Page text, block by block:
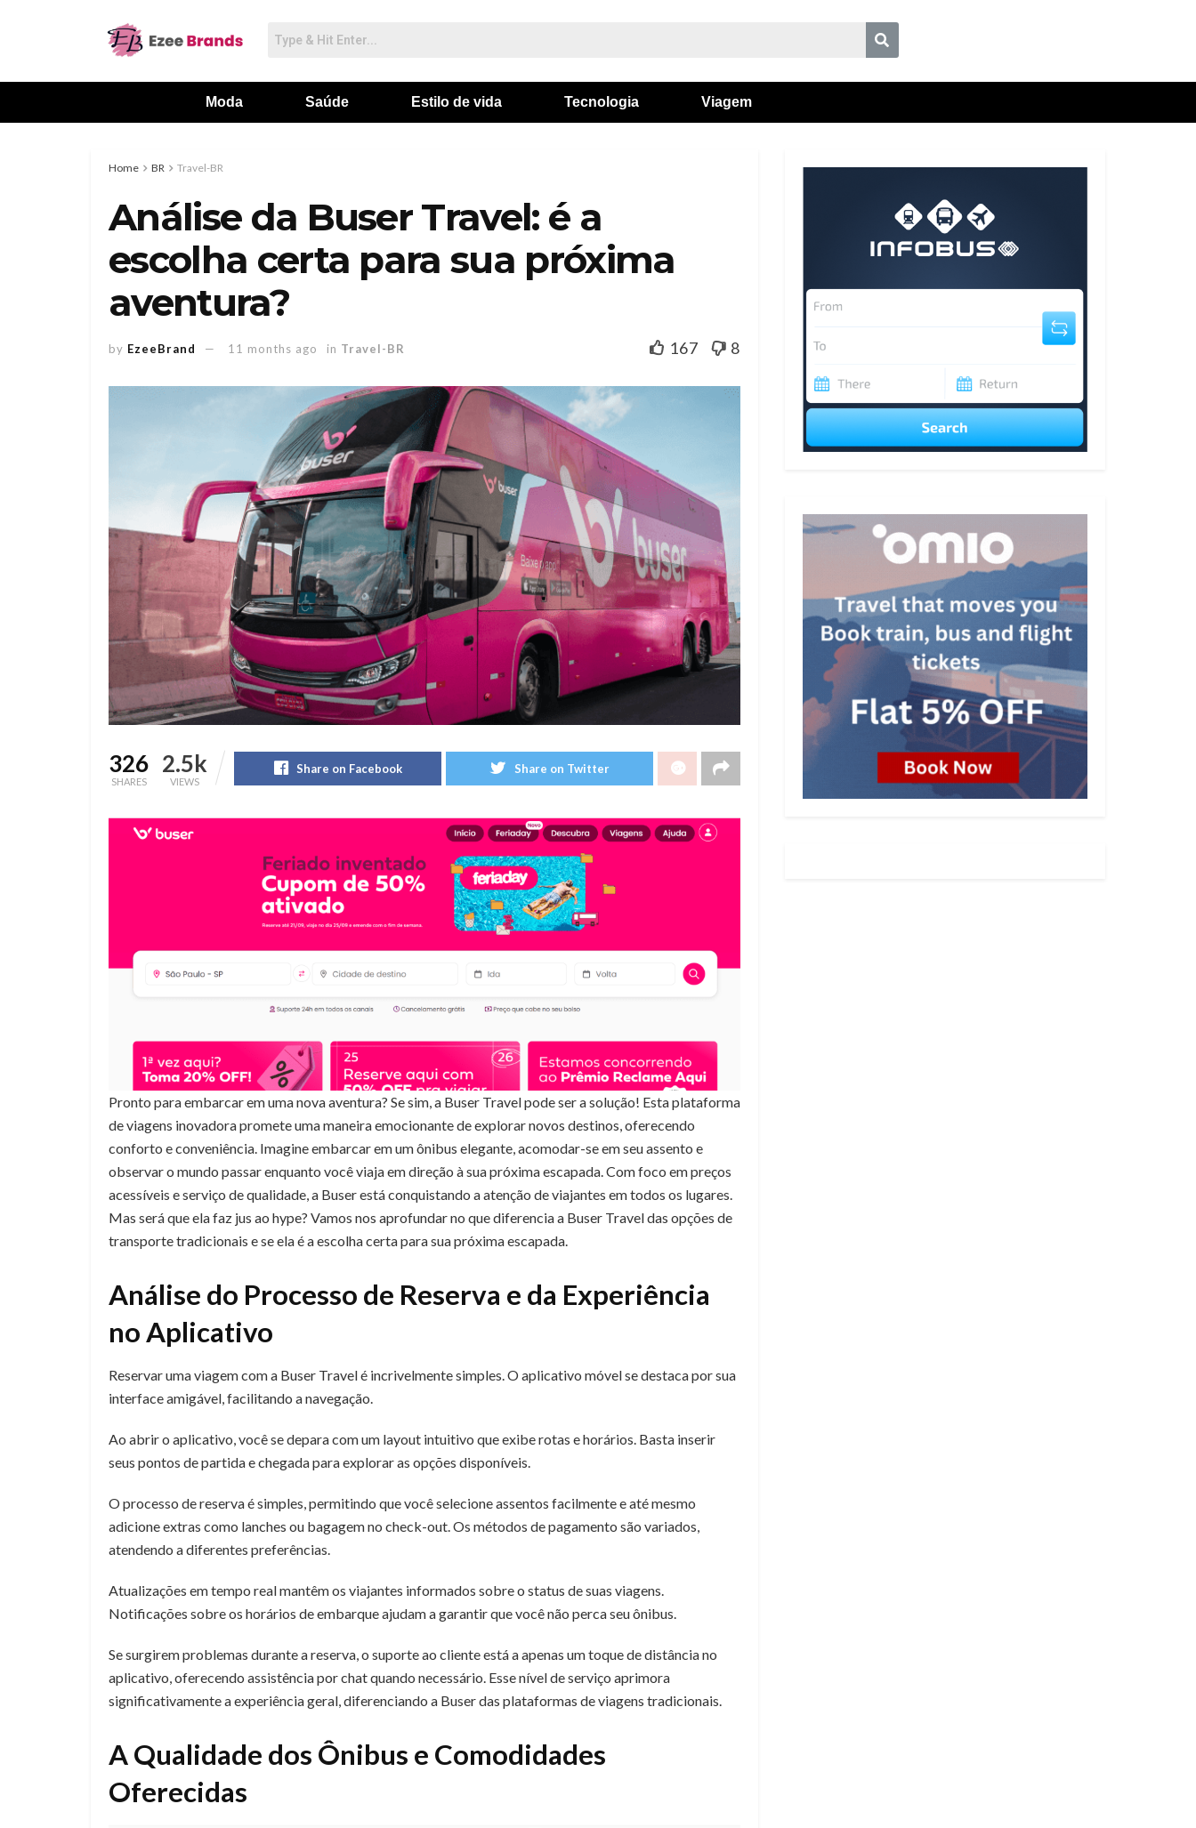
Moda Saúde Estilo de vida Tecnologia Viagem
Home BR Travel-BR
Análise da Buser Travel: é a
escolha certa para sua próxima
aventura?
by EzeeBrand 11 months ago in Travel-BR 167 8
326
SHARES
2.5k
VIEWS
Share on Facebook Share on Twitter
Pronto para embarcar em uma nova aventura? Se sim, a Buser Travel pode ser a solução! Esta plataforma
de viagens inovadora promete uma maneira emocionante de explorar novos destinos, oferecendo
conforto e conveniência. Imagine embarcar em um ônibus elegante, acomodar-se em seu assento e
observar o mundo passar enquanto você viaja em direção à sua próxima escapada. Com foco em preços
acessíveis e serviço de qualidade, a Buser está conquistando a atenção de viajantes em todos os lugares.
Mas será que ela faz jus ao hype? Vamos nos aprofundar no que diferencia a Buser Travel das opções de
transporte tradicionais e se ela é a escolha certa para sua próxima escapada.
Análise do Processo de Reserva e da Experiência
no Aplicativo
Reservar uma viagem com a Buser Travel é incrivelmente simples. O aplicativo móvel se destaca por sua
interface amigável, facilitando a navegação.
Ao abrir o aplicativo, você se depara com um layout intuitivo que exibe rotas e horários. Basta inserir
seus pontos de partida e chegada para explorar as opções disponíveis.
O processo de reserva é simples, permitindo que você selecione assentos facilmente e até mesmo
adicione extras como lanches ou bagagem no check-out. Os métodos de pagamento são variados,
atendendo a diferentes preferências.
Atualizações em tempo real mantêm os viajantes informados sobre o status de suas viagens.
Notificações sobre os horários de embarque ajudam a garantir que você não perca seu ônibus.
Se surgirem problemas durante a reserva, o suporte ao cliente está a apenas um toque de distância no
aplicativo, oferecendo assistência por chat quando necessário. Esse nível de serviço aprimora
significativamente a experiência geral, diferenciando a Buser das plataformas de viagens tradicionais.
A Qualidade dos Ônibus e Comodidades
Oferecidas